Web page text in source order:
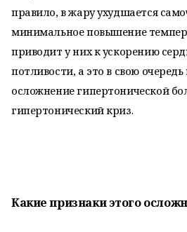
правило, в жару ухудшается
минимальное повышение
приводит у них к ускорению
потливости, а это в свою
осложнение гипертонической
гипертонический криз.
Какие признаки этого